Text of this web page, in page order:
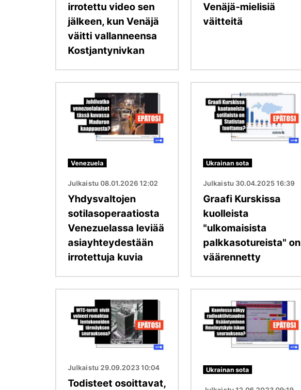
irrotettu video sen
jälkeen, kun Venäjä
väitti vallanneensa
Kostjantynivkan
Venäjä-mielisiä
väitteitä
Venezuela
Julkaistu 08.01.2026 12:02
Yhdysvaltojen
sotilasoperaatiosta
Venezuelassa leviää
asiayhteydestään
irrotettuja kuvia
Ukrainan sota
Julkaistu 30.04.2025 16:39
Graafi Kurskissa
kuolleista
"ulkomaisista
palkkasotureista" on
väärennetty
Julkaistu 29.09.2023 10:04
Todisteet osoittavat,
Ukrainan sota